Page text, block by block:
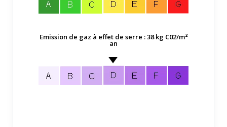
Emission de gaz à effet de serre : 38 kg C02/m²
an